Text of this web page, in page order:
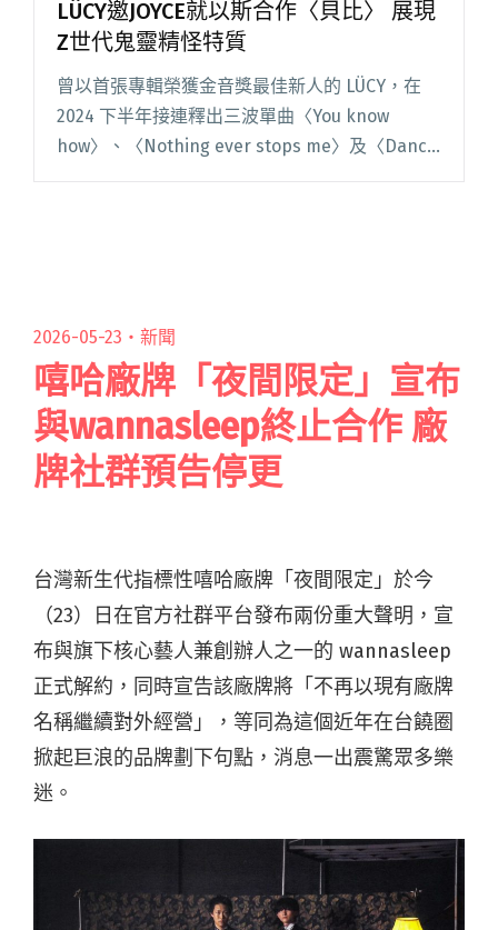
LÜCY邀JOYCE就以斯合作〈貝比〉 展現
Z世代鬼靈精怪特質
曾以首張專輯榮獲金音獎最佳新人的 LÜCY，在
2024 下半年接連釋出三波單曲〈You know
how〉、〈Nothing ever stops me〉及〈Dance
2026-05-23・ 新聞
嘻哈廠牌「夜間限定」宣布
與wannasleep終止合作 廠
牌社群預告停更
台灣新生代指標性嘻哈廠牌「夜間限定」於今
（23）日在官方社群平台發布兩份重大聲明，宣
布與旗下核心藝人兼創辦人之一的 wannasleep
正式解約，同時宣告該廠牌將「不再以現有廠牌
名稱繼續對外經營」，等同為這個近年在台饒圈
掀起巨浪的品牌劃下句點，消息一出震驚眾多樂
迷。